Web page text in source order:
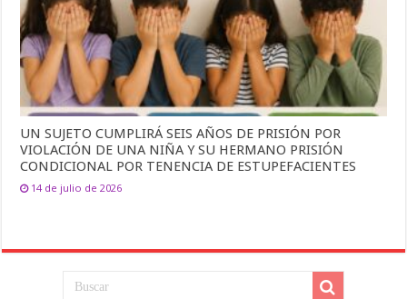
UN SUJETO CUMPLIRÁ SEIS AÑOS DE PRISIÓN POR
VIOLACIÓN DE UNA NIÑA Y SU HERMANO PRISIÓN
CONDICIONAL POR TENENCIA DE ESTUPEFACIENTES
14 de julio de 2026